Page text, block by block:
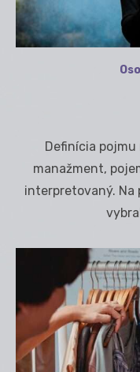
Definícia pojmu
manažment,
interpretovaný. Na